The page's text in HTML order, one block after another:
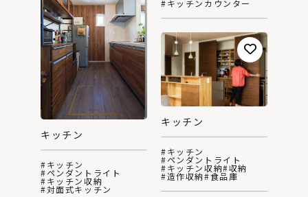
#キッチンカウンター
キッチン
#キッチン
#ペンダントライト
#キッチン収納
#対面式キッチン
キッチン
#キッチン
#ペンダントライト
#キッチン収納#収納
#造作収納#食品庫